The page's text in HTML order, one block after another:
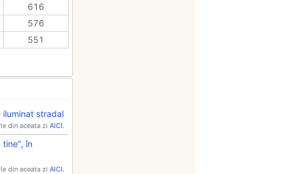
616
576
551
iluminat stradal
din aceata zi AICI.
în
din aceata zi AICI.